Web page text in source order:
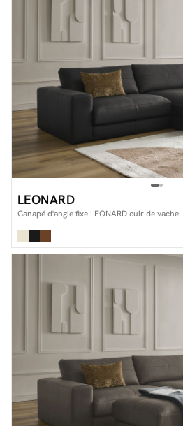
LEONARD
Canapé d'angle fixe LEONARD cuir de vache